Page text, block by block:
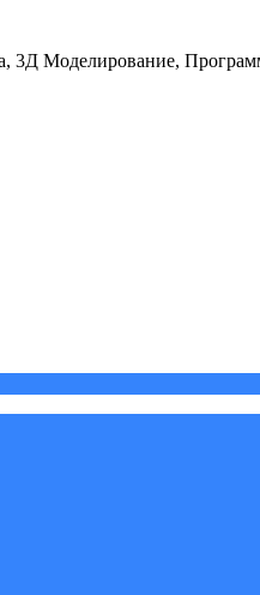
Моделирование,